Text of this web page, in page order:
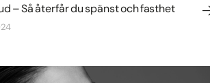
– Så återfår du spänst och fasthet